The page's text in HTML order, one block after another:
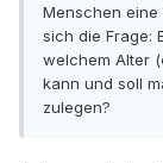
Menschen eine
sich die Frage:
welchem Alter
kann und soll
zulegen?